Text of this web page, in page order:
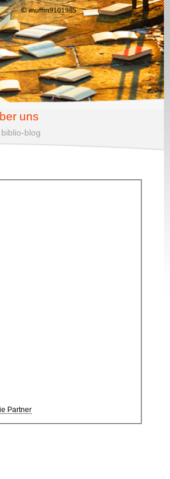
uns
biblio-blog
Partner